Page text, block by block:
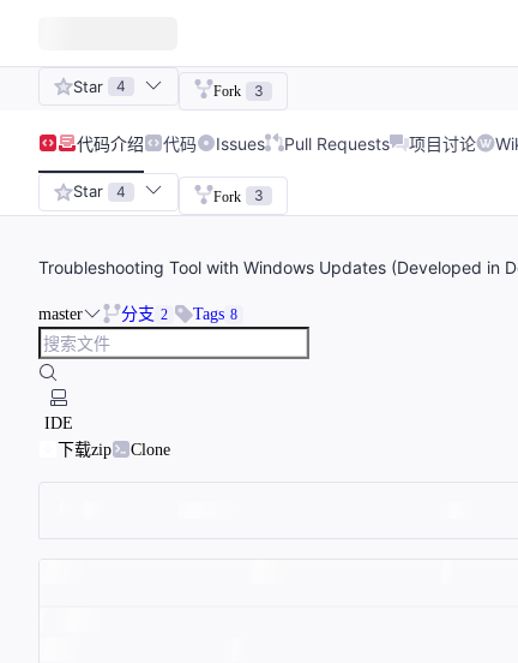
Star 4 Fork 3
代码介绍 代码 Issues Pull Requests 项目讨论
Star 4 Fork 3
Troubleshooting Tool with Windows Updates (Developed in
master 分支 2 Tags 8
IDE
下载zip
Clone